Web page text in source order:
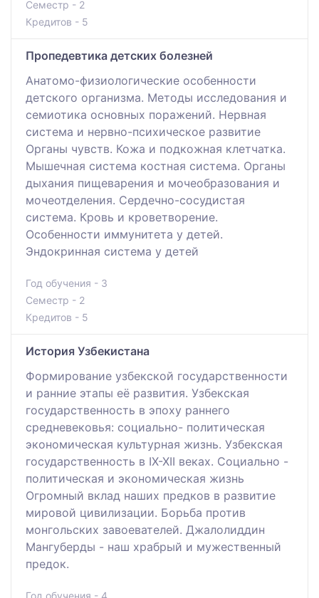
Семестр - 2
Кредитов - 5
Пропедевтика детских болезней
Анатомо-физиологические особенности
детского организма. Методы исследования и
семиотика основных поражений. Нервная
система и нервно-психическое развитие
Органы чувств. Кожа и подкожная клетчатка.
Мышечная система костная система. Органы
дыхания пищеварения и мочеобразования и
мочеотделения. Сердечно-сосудистая
система. Кровь и кроветворение.
Особенности иммунитета у детей.
Эндокринная система у детей
Год обучения - 3
Семестр - 2
Кредитов - 5
История Узбекистана
Формирование узбекской государственности
и ранние этапы её развития. Узбекская
государственность в эпоху раннего
средневековья: социально- политическая
экономическая культурная жизнь. Узбекская
государственность в ІХ-ХІІ веках. Социально -
политическая и экономическая жизнь
Огромный вклад наших предков в развитие
мировой цивилизации. Борьба против
монгольских завоевателей. Джалолиддин
Мангуберды - наш храбрый и мужественный
предок.
Год обучения - 4